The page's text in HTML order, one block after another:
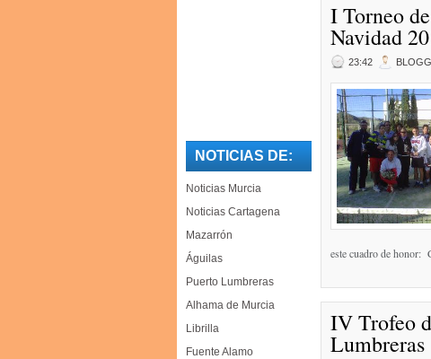
NOTICIAS DE:
Noticias Murcia
Noticias Cartagena
Mazarrón
Águilas
Puerto Lumbreras
Alhama de Murcia
Librilla
Fuente Alamo
I Torneo
Navidad
23:42
este cuadro de honor:
IV Trofeo
Lumbreras